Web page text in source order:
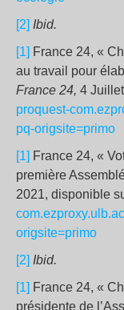
[2] Ibid.
[1] France 24, «
au travail pour
France 24, 4
proquest-
pq-origsite=primo
[1] France 24, «
première
2021, disponible
origsite=primo
[2] Ibid.
[1] France 24, «
présidente de